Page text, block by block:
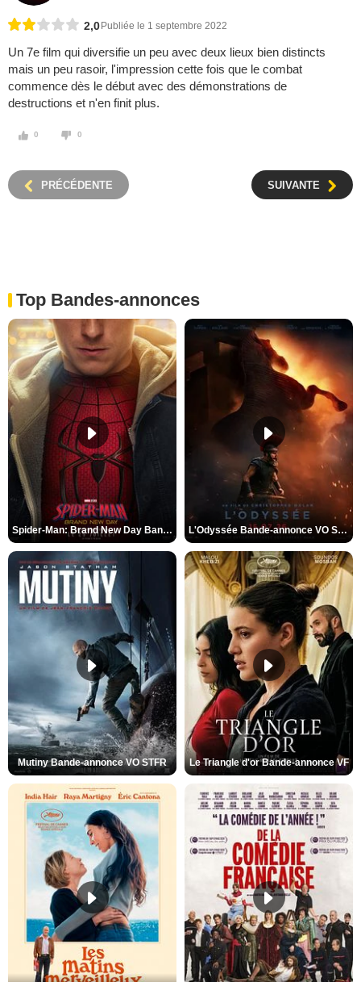
2,0 Publiée le 1 septembre 2022
Un 7e film qui diversifie un peu avec deux lieux bien distincts
mais un peu rasoir, l'impression cette fois que le combat
commence dès le début avec des démonstrations de
destructions et n'en finit plus.
0 0
PRÉCÉDENTE SUIVANTE
Top Bandes-annonces
Spider-Man: Brand New Day Bande-annonce VO STFR L'Odyssée Bande-annonce VO STFR
Mutiny Bande-annonce VO STFR Le Triangle d'or Bande-annonce VF